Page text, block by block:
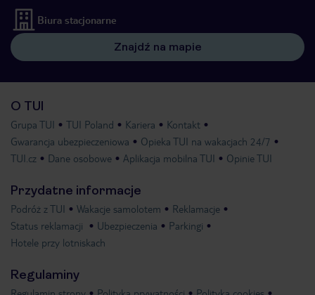
Biura stacjonarne
Znajdź na mapie
O TUI
Grupa TUI TUI Poland Kariera
Kontakt
Gwarancja ubezpieczeniowa
Opieka TUI na wakacjach 24/7
TUI.cz
Dane osobowe Aplikacja mobilna TUI Opinie TUI
Przydatne informacje
Podróż z TUI Wakacje samolotem
Reklamacje
Status reklamacji
Ubezpieczenia
Parkingi
Hotele przy lotniskach
Regulaminy